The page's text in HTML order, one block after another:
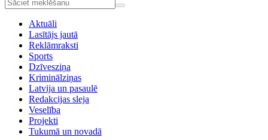
Aktuāli
Lasītājs jautā
Reklāmraksti
Sports
Dzīvesziņa
Kriminālziņas
Latvija un pasaulē
Redakcijas sleja
Veselība
Projekti
Tukumā un novadā